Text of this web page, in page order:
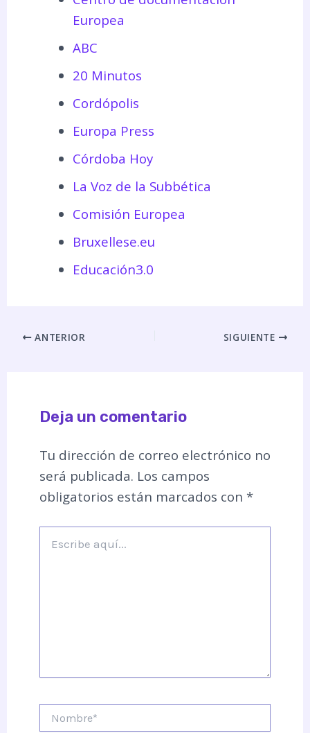
Europea
ABC
20 Minutos
Cordópolis
Europa Press
Córdoba Hoy
La Voz de la Subbética
Comisión Europea
Bruxellese.eu
Educación3.0
ANTERIOR SIGUIENTE
Deja un comentario
Tu dirección de correo electrónico no
será publicada. Los campos
obligatorios están marcados con *
aquí...